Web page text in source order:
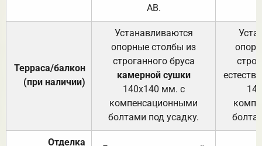
АВ.
Терраса/балкон
(при наличии)
Устанавливаются
опорные столбы из
строганного бруса
камерной сушки
140х140 мм. с
компенсационными
болтами под усадку.
Отделка